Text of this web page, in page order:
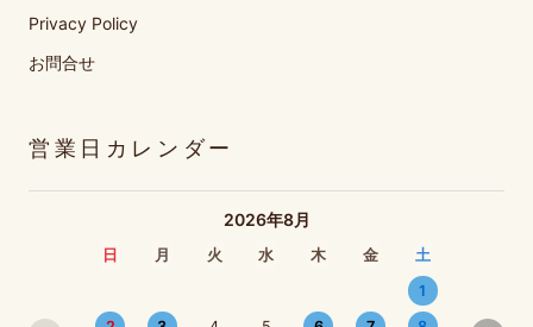
Privacy Policy
お問合せ
営業日カレンダー
2026年8月
日 月 火 水 木 金
土
1